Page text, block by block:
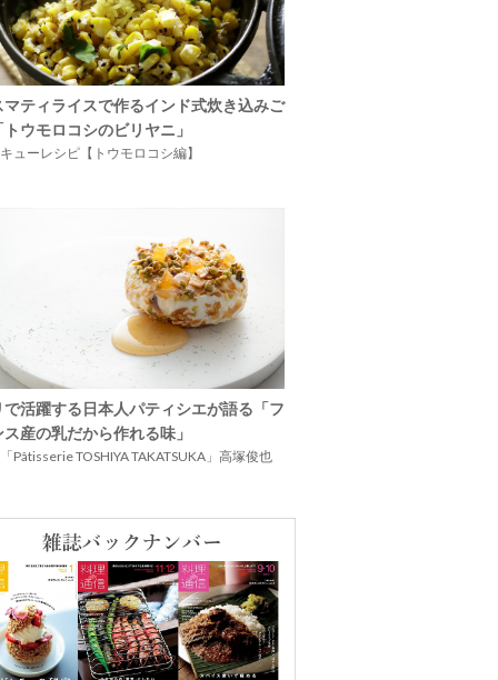
マティライスで作るインド式炊き込みご
ウモロコシのビリヤニ」
ューレシピ【トウモロコシ編】
で活躍する日本人パティシエが語る「フ
産の乳だから作れる味」
Pâtisserie TOSHIYA TAKATSUKA」高塚俊也